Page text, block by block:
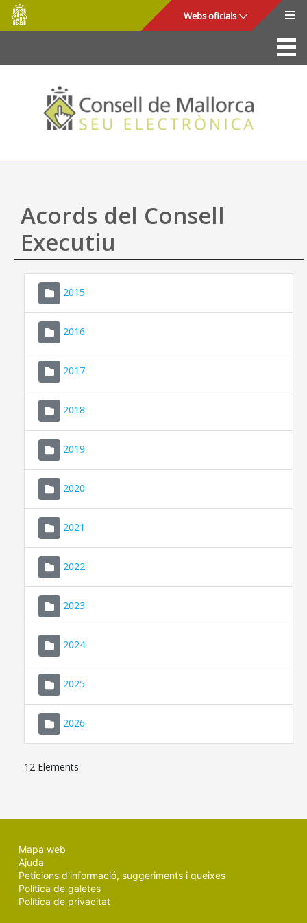
Salta al contingut principal
Consell
de
Mallorca
Webs oficials
La Seu
Consell de Mallorca
Accés i seguretat
Utilitats
Ajuda
Acords del Consell
Executiu
2015
2016
2017
2018
2019
2020
2021
2022
2023
2024
2025
2026
12 Elements
Mapa web
Ajuda
Peticions d'informació, suggeriments i queixes
Política de galetes
Política de privacitat